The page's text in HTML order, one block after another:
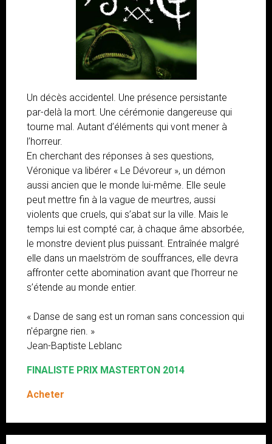
Un décès accidentel. Une présence persistante
par-delà la mort. Une cérémonie dangereuse qui
tourne mal. Autant d’éléments qui vont mener à
l’horreur.
En cherchant des réponses à ses questions,
Véronique va libérer « Le Dévoreur », un démon
aussi ancien que le monde lui-même. Elle seule
peut mettre fin à la vague de meurtres, aussi
violents que cruels, qui s’abat sur la ville. Mais le
temps lui est compté car, à chaque âme absorbée,
le monstre devient plus puissant. Entraînée malgré
elle dans un maelström de souffrances, elle devra
affronter cette abomination avant que l’horreur ne
s’étende au monde entier.
« Danse de sang est un roman sans concession qui
n'épargne rien. »
Jean-Baptiste Leblanc
FINALISTE PRIX MASTERTON 2014
Acheter